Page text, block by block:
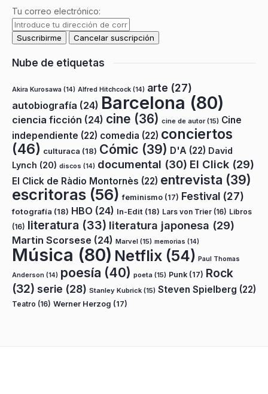
Tu correo electrónico:
Nube de etiquetas
Akira Kurosawa (14) Alfred Hitchcock (14) arte (27)
autobiografía (24) Barcelona (80)
ciencia ficción (24) cine (36) cine de autor(15) Cine
independiente (22) comedia (22) conciertos
(46) culturaca (18) Cómic (39) D'A (22) David
Lynch (20) discos (14) documental (30) El Click (29)
El Click de Ràdio Montornès (22) entrevista (39)
escritoras (56) feminismo (17) Festival (27)
fotografía (18) HBO (24) In-Edit (18) Lars von Trier (16) Libros
(16) literatura (33) literatura japonesa (29)
Martin Scorsese (24) Marvel (15) memorias (14)
Música (80) Netflix (54) Paul Thomas
Anderson (14) poesía (40) poeta (15) Punk (17) Rock
(32) serie (28) Stanley Kubrick (15) Steven Spielberg (22)
Teatro (16) Werner Herzog (17)